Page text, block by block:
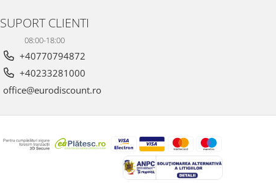
SUPORT CLIENTI
08:00-18:00
+40770794872
+40233281000
office@eurodiscount.ro